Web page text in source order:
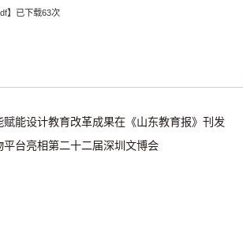
】已下载63次
赋能设计教育改革成果在《山东教育报》刊发
平台亮相第二十二届深圳文博会